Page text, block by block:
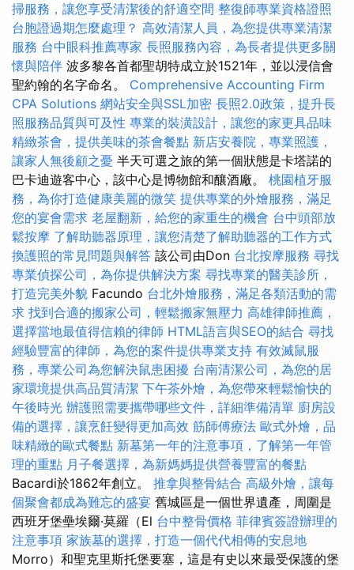
掃服務，讓您享受清潔後的舒適空間 整復師專業資格證照
台胞證過期怎麼處理？ 高效清潔人員，為您提供專業清潔
服務 台中眼科推薦專家 長照服務內容，為長者提供更多關
懷與陪伴 波多黎各首都聖胡特成立於1521年，並以浸信會
聖約翰的名字命名。 Comprehensive Accounting Firm
CPA Solutions 網站安全與SSL加密 長照2.0政策，提升長
照服務品質與可及性 專業的裝潢設計，讓您的家更具品味
精緻茶會，提供美味的茶會餐點 新店安養院，專業照護，
讓家人無後顧之憂 半天可選之旅的第一個狀態是卡塔諾的
巴卡迪遊客中心，該中心是博物館和釀酒廠。 桃園植牙服
務，為你打造健康美麗的微笑 提供專業的外燴服務，滿足
您的宴會需求 老屋翻新，給您的家重生的機會 台中頭部放
鬆按摩 了解助聽器原理，讓您清楚了解助聽器的工作方式
換護照的常見問題與解答 該公司由Don 台北按摩服務 尋找
專業偵探公司，為你提供解決方案 尋找專業的醫美診所，
打造完美外貌 Facundo 台北外燴服務，滿足各類活動的需
求 找到合適的搬家公司，輕鬆搬家無壓力 高雄律師推薦，
選擇當地最值得信賴的律師 HTML語言與SEO的結合 尋找
經驗豐富的律師，為您的案件提供專業支持 有效滅鼠服
務，專業公司為您解決鼠患困擾 台南清潔公司，為您的居
家環境提供高品質清潔 下午茶外燴，為您帶來輕鬆愉快的
午後時光 辦護照需要攜帶哪些文件，詳細準備清單 廚房設
備的選擇，讓烹飪變得更加高效 筋師傅療法 歐式外燴，品
味精緻的歐式餐點 新墓第一年的注意事項，了解第一年管
理的重點 月子餐選擇，為新媽媽提供營養豐富的餐點
Bacardi於1862年創立。 推拿與整骨結合 高級外燴，讓每
個聚會都成為難忘的盛宴 舊城區是一個世界遺產，周圍是
西班牙堡壘埃爾·莫羅（El 台中整骨價格 菲律賓簽證辦理的
注意事項 家族墓的選擇，打造一個代代相傳的安息地
Morro）和聖克里斯托堡要塞，這是有史以來最受保護的堡